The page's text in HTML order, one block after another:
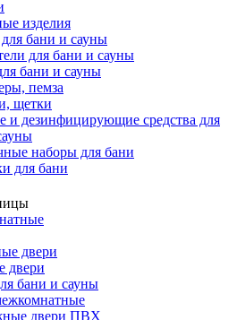
изделия
бани и сауны
для бани и сауны
бани и сауны
пемза
щетки
дезинфицирующие средства для
наборы для бани
для бани
двери
двери
бани и сауны
двери ПВХ